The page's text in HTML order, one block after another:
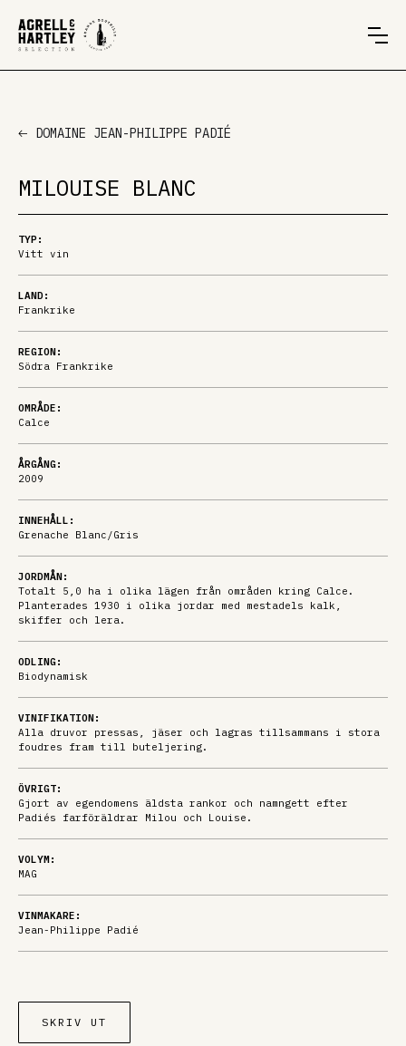
DOMAINE JEAN-PHILIPPE PADIÉ
MILOUISE BLANC
TYP:
Vitt vin
LAND:
Frankrike
REGION:
Södra Frankrike
OMRÅDE:
Calce
ÅRGÅNG:
2009
INNEHÅLL:
Grenache Blanc/Gris
JORDMÅN:
Totalt 5,0 ha i olika lägen från områden kring Calce.
Planterades 1930 i olika jordar med mestadels kalk,
skiffer och lera.
ODLING:
Biodynamisk
VINIFIKATION:
Alla druvor pressas, jäser och lagras tillsammans i stora
foudres fram till buteljering.
ÖVRIGT:
Gjort av egendomens äldsta rankor och namngett efter
Padiés farföräldrar Milou och Louise.
VOLYM:
MAG
VINMAKARE:
Jean-Philippe Padié
SKRIV UT